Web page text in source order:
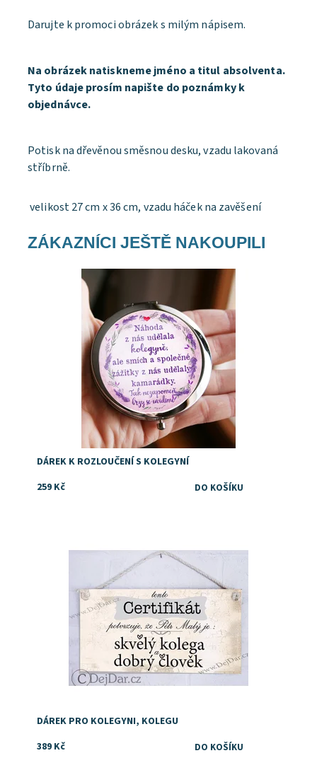
Darujte k promoci obrázek s milým nápisem.
Na obrázek natiskneme jméno a titul absolventa.
Tyto údaje prosím napište do poznámky k
objednávce.
Potisk na dřevěnou směsnou desku, vzadu lakovaná
stříbrně.
velikost 27 cm x 36 cm, vzadu háček na zavěšení
ZÁKAZNÍCI JEŠTĚ NAKOUPILI
Dostupnost:
Skladem
DÁREK K ROZLOUČENÍ S KOLEGYNÍ
259 Kč
DÁREK PRO KOLEGYNI, KOLEGU
389 Kč